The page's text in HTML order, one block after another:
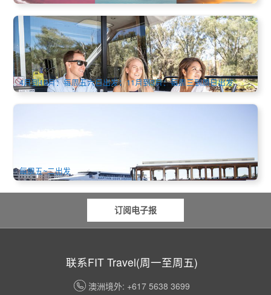
天鹅谷美酒游船 | Sandalford Estate酒庄品酒 (含来回游船、
午餐) | 珀斯出发 (英文)
138 已预订
AUD $205.00 $209.00
PER09217
4月到10月：每周五六日出发；11月到3月：每周三到周日出发
PER09202
每周五~二出发
订阅电子报
联系FIT Travel(周一至周五)
澳洲境外: +617 5638 3699